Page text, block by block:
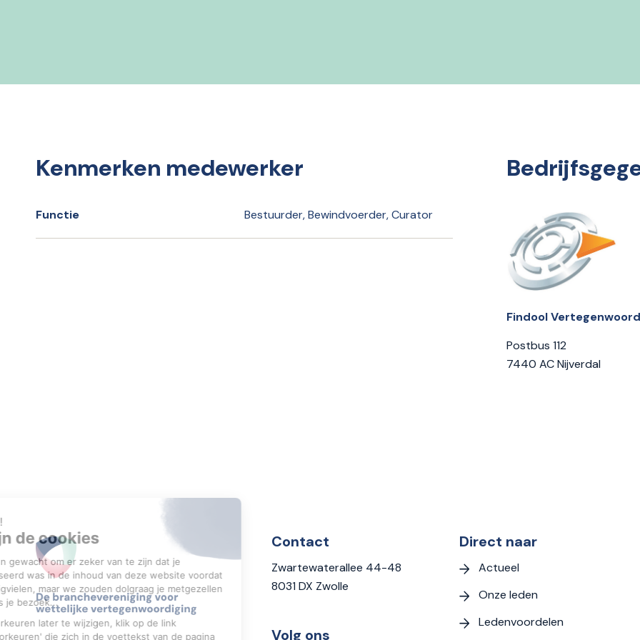
Kenmerken medewerker
Functie Bestuurder, Bewindvoerder, Curator
Findool
Postbus 112
7440 AC Nijverdal
Contact
Zwartewaterallee 44-48
8031 DX Zwolle
Volg ons
Direct naar
Actueel
Onze leden
Ledenvoordelen